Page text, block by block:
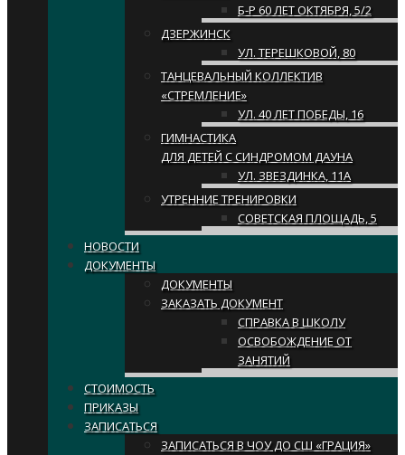
Б-Р 60 ЛЕТ ОКТЯБРЯ, 5/2
ДЗЕРЖИНСК
УЛ. ТЕРЕШКОВОЙ, 80
ТАНЦЕВАЛЬНЫЙ КОЛЛЕКТИВ
«СТРЕМЛЕНИЕ»
УЛ. 40 ЛЕТ ПОБЕДЫ, 16
ГИМНАСТИКА
ДЛЯ ДЕТЕЙ С СИНДРОМОМ ДАУНА
УЛ. ЗВЕЗДИНКА, 11А
УТРЕННИЕ ТРЕНИРОВКИ
СОВЕТСКАЯ ПЛОЩАДЬ, 5
НОВОСТИ
ДОКУМЕНТЫ
ДОКУМЕНТЫ
ЗАКАЗАТЬ ДОКУМЕНТ
СПРАВКА В ШКОЛУ
ОСВОБОЖДЕНИЕ ОТ
ЗАНЯТИЙ
СТОИМОСТЬ
ПРИКАЗЫ
ЗАПИСАТЬСЯ
ЗАПИСАТЬСЯ В ЧОУ ДО СШ «ГРАЦИЯ»